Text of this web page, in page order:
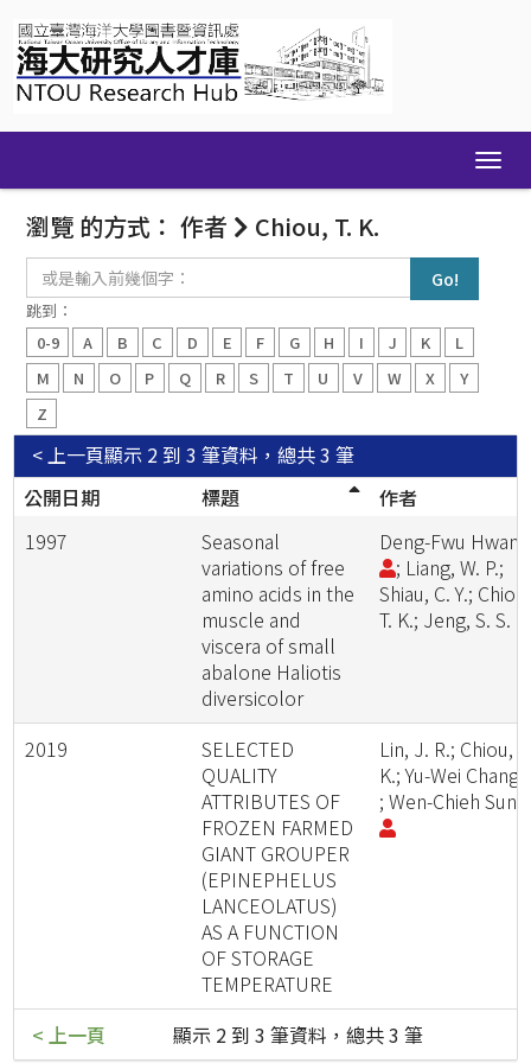
navigation
瀏覽 的方式： 作者 Chiou, T. K.
入
前
幾
個
跳到：
0-9
A B C D E F G H I J K
L
M
N O P Q R S T U V W X
Y
Z
顯示 2 到 3 筆資料，總共 3 筆
< 上一頁
公開日期
標題
作者
1997
Seasonal
variations of free
amino acids in the
muscle and
viscera of small
abalone Haliotis
diversicolor
Deng-Fwu
; Liang, W. P.;
Shiau, C. Y.; Chiou,
T. K.; Jeng, S. S.
2019
SELECTED
QUALITY
ATTRIBUTES OF
FROZEN FARMED
GIANT GROUPER
(EPINEPHELUS
LANCEOLATUS)
AS A FUNCTION
OF STORAGE
TEMPERATURE
Lin, J. R.; Chiou, T.
K.; Yu-Wei Chang
; Wen-Chieh
顯示 2 到 3 筆資料，總共 3 筆
< 上一頁